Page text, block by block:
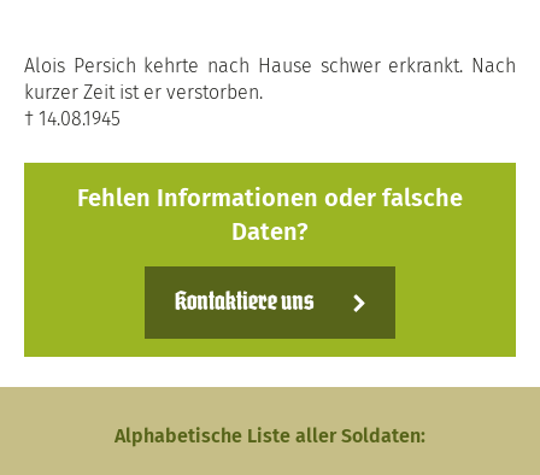
Alois Persich kehrte nach Hause schwer erkrankt. Nach
kurzer Zeit ist er verstorben.
† 14.08.1945
Fehlen Informationen oder falsche
Daten?
Kontaktiere uns
Alphabetische Liste aller Soldaten: